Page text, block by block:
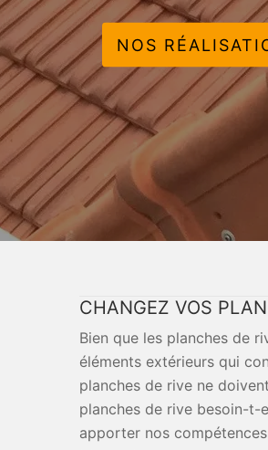
NOS
CHANGEZ VOS
Bien que les planches de
éléments extérieurs qui
planches de rive ne
planches de rive besoin-t-
apporter nos